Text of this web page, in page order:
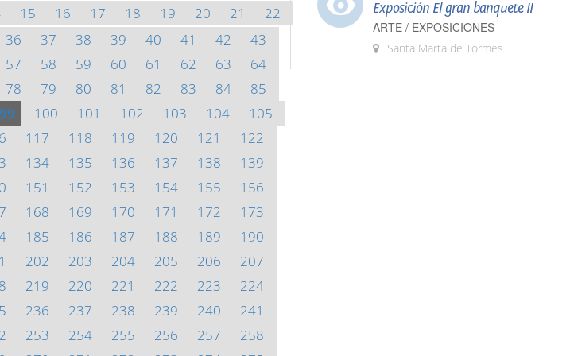
15 16 17 18 19 20 21
22
36 37 38 39 40 41 42
43
57 58 59 60 61 62 63
64
78 79 80 81 82 83 84
85
99 100 101 102 103 104
105
117 118 119 120 121
122
134 135 136 137 138
139
151 152 153 154 155
156
168 169 170 171 172
173
185 186 187 188 189
190
202 203 204 205 206
207
219 220 221 222 223
224
236 237 238 239 240
241
253 254 255 256 257
258
Exposición El gran banquete II
ARTE / EXPOSICIONES
Santa Marta de Tormes